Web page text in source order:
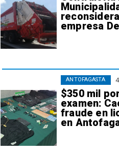
empresa
$350 mil
examen:
fraude en
en
ANTOFAGASTA